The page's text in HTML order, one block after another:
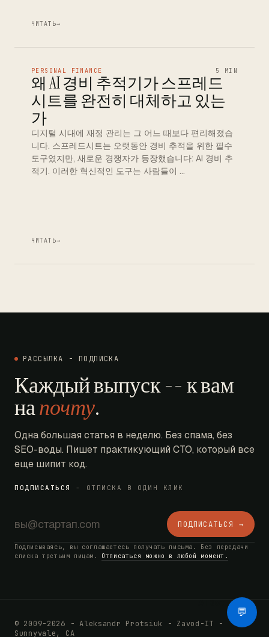
ЧИТАТЬ→
PERSONAL FINANCE 5 MIN
왜 AI 경비 추적기가 스프레드
시트를 완전히 대체하고 있는
가
디지털 시대에 재정 관리는 그 어느 때보다 편리해졌습
니다. 스프레드시트는 오랫동안 경비 추적을 위한 필수
도구였지만, 새로운 경쟁자가 등장했습니다: AI 경비 추
적기. 이러한 혁신적인 도구는 사람들이 …
ЧИТАТЬ→
РАССЫЛКА - ПОДПИСКА
Каждый выпуск -- к вам
напочту.
Одна большая статья в неделю. Без спама, без
SEO-воды. Пишет практикующий CTO, который все
еще шипит код.
ПОДПИСАТЬСЯ - ОТПИСКА В ОДИН КЛИК
ПОДПИСАТЬСЯ →
Подписываясь, вы соглашаетесь получать письма. Без передачи
списка третьим лицам. Отписаться можно в любой момент.
© 2009-2026 - Aleksandr Protsiuk - Zavod-IT -
Sunnyvale, CA
💬